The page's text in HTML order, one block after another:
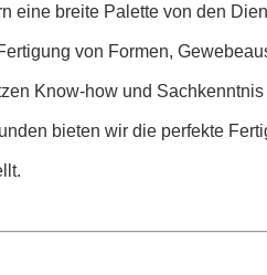
eine breite Palette von den
von Formen,
Know-how und
bieten wir die perfekte